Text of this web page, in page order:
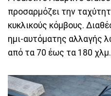
προσαρμόζει την
κυκλικούς κόμβους.
ημι-αυτόματης αλλαγής
από τα 70 έως τα 180